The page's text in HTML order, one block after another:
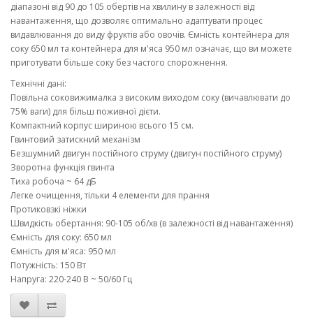
діапазоні від 90 до 105 обертів на хвилину в залежності від
навантаження, що дозволяє оптимально адаптувати процес
видавлювання до виду фруктів або овочів. Ємність контейнера для
соку 650 мл та контейнера для м'яса 950 мл означає, що ви можете
приготувати більше соку без частого спорожнення.
Технічні дані:
Повільна соковижималка з високим виходом соку (вичавлювати до
75% ваги) для більш поживної дієти.
Компактний корпус шириною всього 15 см.
Гвинтовий затискний механізм
Безшумний двигун постійного струму (двигун постійного струму)
Зворотна функція гвинта
Тиха робоча ~ 64 дБ
Легке очищення, тільки 4 елементи для прання
Протиковзкі ніжки
Швидкість обертання: 90-105 об/хв (в залежності від навантаження)
Ємність для соку: 650 мл
Ємність для м'яса: 950 мл
Потужність: 150 Вт
Напруга: 220-240 В ~ 50/60 Гц